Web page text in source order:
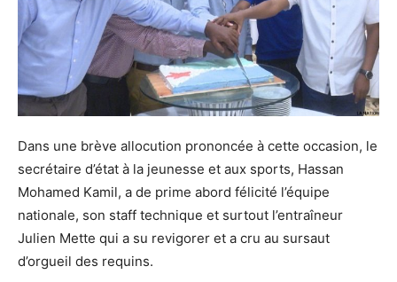
Dans une brève allocution prononcée à cette occasion, le
secrétaire d’état à la jeunesse et aux sports, Hassan
Mohamed Kamil, a de prime abord félicité l’équipe
nationale, son staff technique et surtout l’entraîneur
Julien Mette qui a su revigorer et a cru au sursaut
d’orgueil des requins.